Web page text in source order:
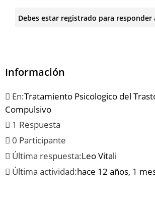
Debes estar registrado para responder
Información
En:Tratamiento Psicologico del
Compulsivo
1 Respuesta
0 Participante
Última respuesta:Leo Vitali
Última actividad:hace 12 años, 1